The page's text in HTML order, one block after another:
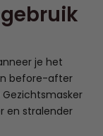
je het
before-after
Gezichtsmasker
en stralender